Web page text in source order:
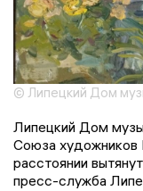
© Липецкий Дом
Липецкий Дом
Союза художников
расстоянии
пресс-служба